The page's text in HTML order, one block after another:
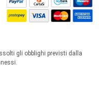
gli obblighi previsti dalla